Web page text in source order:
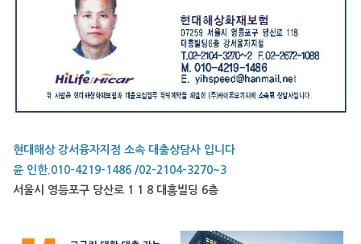
현대해상 강서융자지점 소속 대출상담사 입니다
윤 인한.010-4219-1486 /02-2104-3270~3
서울시 영등포구 당산로 1 1 8 대흥빌딩 6층